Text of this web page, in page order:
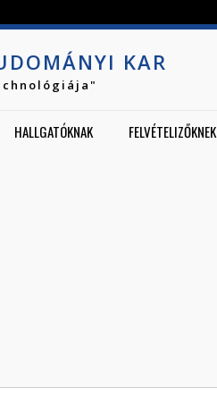
KAR
HALLGATÓKNAK FELVÉTELIZŐKNEK